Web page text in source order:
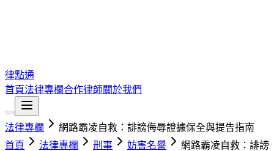
律點通
首頁法律專欄合作律師關於我們
法律專欄
網路霸凌自救：誹謗侮辱證據保全與提告指南
首頁
法律專欄 刑事 妨害名譽
網路霸凌自救：誹謗